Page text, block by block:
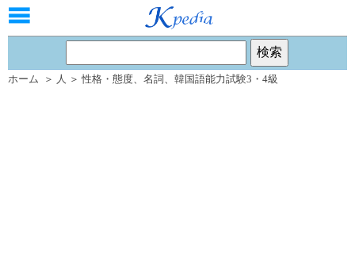
ホーム ＞ 人 ＞性格・態度、 名詞 、 韓国語能力試験3・4級